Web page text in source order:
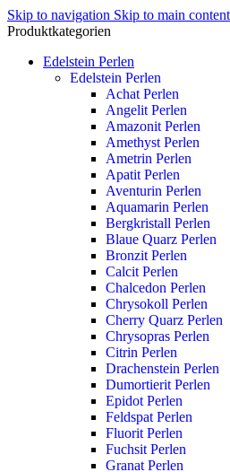
Skip to navigation Skip to main content
Produktkategorien
Edelstein Perlen
Edelstein Perlen
Achat Perlen
Angelit Perlen
Amazonit Perlen
Amethyst Perlen
Ametrin Perlen
Apatit Perlen
Aventurin Perlen
Aquamarin Perlen
Bergkristall Perlen
Blaue Quarz Perlen
Bronzit Perlen
Calcit Perlen
Chalcedon Perlen
Chrysokoll Perlen
Cherry Quarz Perlen
Chrysopras Perlen
Citrin Perlen
Drachenstein Perlen
Dumortierit Perlen
Epidot Perlen
Feldspat Perlen
Fluorit Perlen
Fuchsit Perlen
Granat Perlen